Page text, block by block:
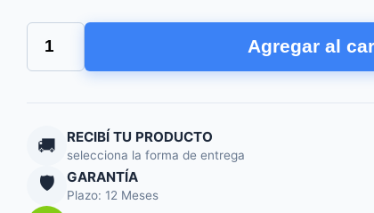
MOUSE
TRUST
ZAYA
cantidad
Agregar al
🚚 RECIBÍ TU PRODUCTO
selecciona la forma de entrega
🛡️ GARANTÍA
Plazo: 12 Meses